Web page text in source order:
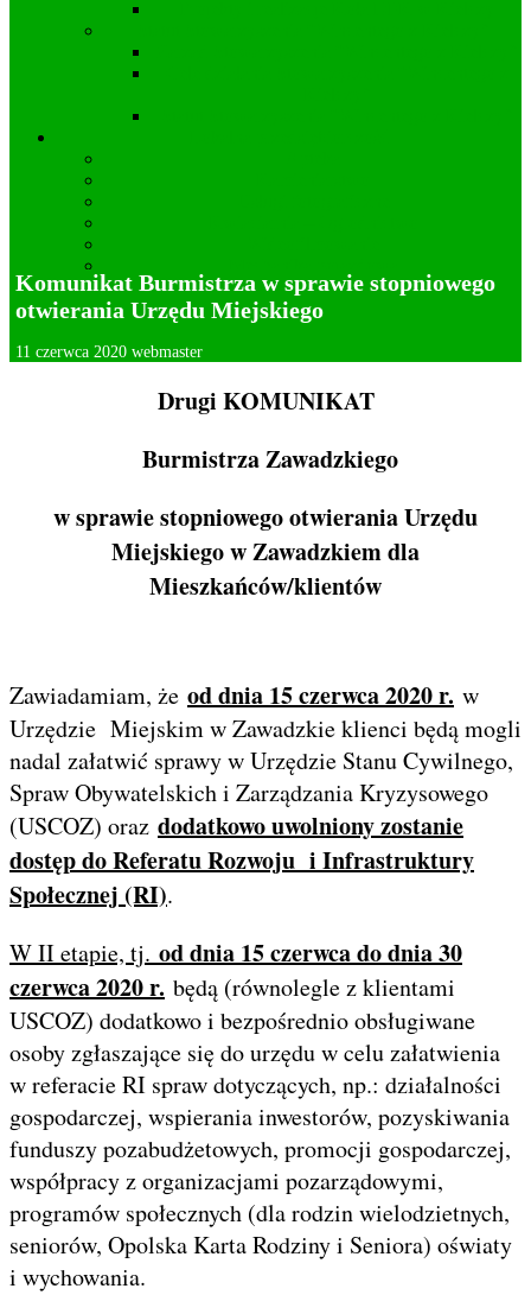
Deklaracja dostępności
Komunikat Burmistrza w sprawie stopniowego
otwierania Urzędu Miejskiego
11 czerwca 2020 webmaster
Drugi KOMUNIKAT
Burmistrza Zawadzkiego
w sprawie stopniowego otwierania Urzędu
Miejskiego w Zawadzkiem dla
Mieszkańców/klientów
Zawiadamiam, że od dnia 15 czerwca 2020 r. w
Urzędzie Miejskim w Zawadzkie klienci będą mogli
nadal załatwić sprawy w Urzędzie Stanu Cywilnego,
Spraw Obywatelskich i Zarządzania Kryzysowego
(USCOZ) oraz dodatkowo uwolniony zostanie
dostęp do Referatu Rozwoju i Infrastruktury
Społecznej (RI).
W II etapie, tj. od dnia 15 czerwca do dnia 30
czerwca 2020 r. będą (równolegle z klientami
USCOZ) dodatkowo i bezpośrednio obsługiwane
osoby zgłaszające się do urzędu w celu załatwienia
w referacie RI spraw dotyczących, np.: działalności
gospodarczej, wspierania inwestorów, pozyskiwania
funduszy pozabudżetowych, promocji gospodarczej,
współpracy z organizacjami pozarządowymi,
programów społecznych (dla rodzin wielodzietnych,
seniorów, Opolska Karta Rodziny i Seniora) oświaty
i wychowania.